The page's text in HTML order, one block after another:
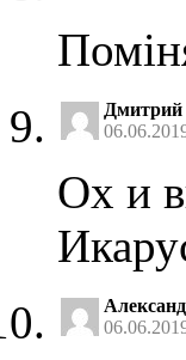
Ох и